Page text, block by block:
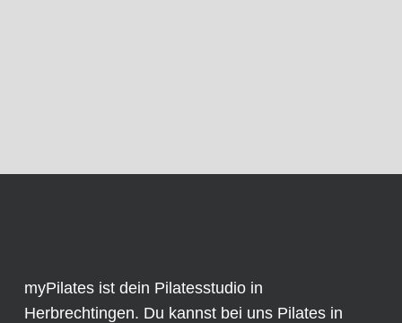
myPilates ist dein Pilatesstudio in
Herbrechtingen. Du kannst bei uns Pilates in